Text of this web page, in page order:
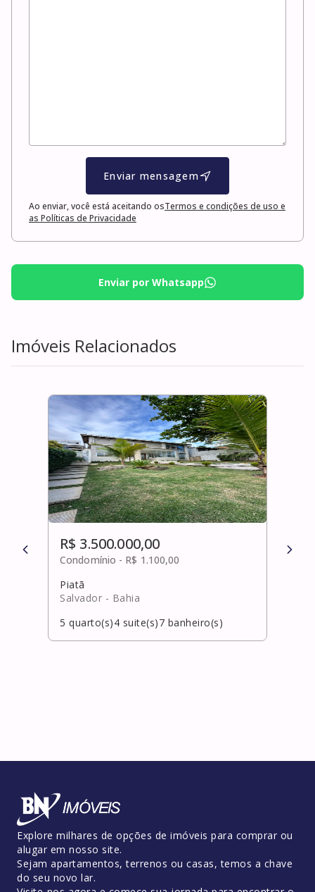
Enviar mensagem
Ao enviar, você está aceitando osTermos e condições de uso e
as Políticas de Privacidade
Enviar por Whatsapp
Imóveis Relacionados
R$ 3.500.000,00
Condomínio - R$ 1.100,00
Piatã
Salvador - Bahia
5 quarto(s)4 suite(s)7 banheiro(s)
R$
Explore milhares de opções de imóveis para comprar ou
alugar em nosso site.
Sejam apartamentos, terrenos ou casas, temos a chave
do seu novo lar.